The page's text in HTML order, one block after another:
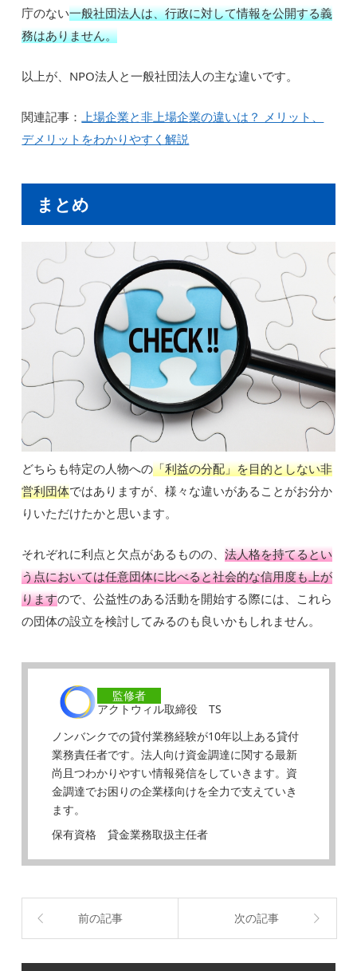
庁のない一般社団法人は、行政に対して情報を公開する義
務はありません。
以上が、NPO法人と一般社団法人の主な違いです。
関連記事：上場企業と非上場企業の違いは？ メリット、
デメリットをわかりやすく解説
まとめ
どちらも特定の人物への「利益の分配」を目的としない非
営利団体ではありますが、様々な違いがあることがお分か
りいただけたかと思います。
それぞれに利点と欠点があるものの、法人格を持てるとい
う点においては任意団体に比べると社会的な信用度も上が
りますので、公益性のある活動を開始する際には、これら
の団体の設立を検討してみるのも良いかもしれません。
監修者
アクトウィル取締役 TS
ノンバンクでの貸付業務経験が10年以上ある貸付
業務責任者です。法人向け資金調達に関する最新
尚且つわかりやすい情報発信をしていきます。資
金調達でお困りの企業様向けを全力で支えていき
ます。
保有資格 貸金業務取扱主任者
前の記事 次の記事